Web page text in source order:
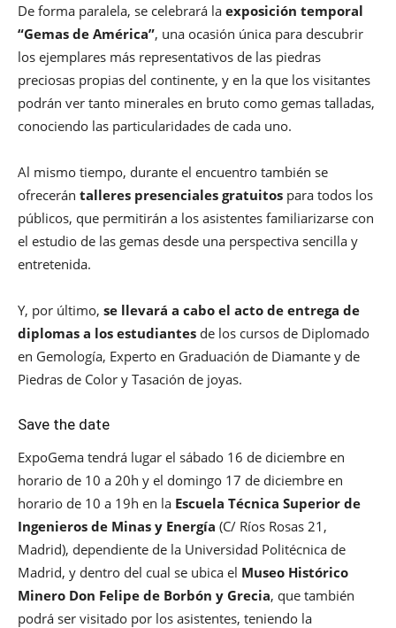
De forma paralela, se celebrará la exposición temporal
“Gemas de América”, una ocasión única para descubrir
los ejemplares más representativos de las piedras
preciosas propias del continente, y en la que los visitantes
podrán ver tanto minerales en bruto como gemas talladas,
conociendo las particularidades de cada uno.
Al mismo tiempo, durante el encuentro también se
ofrecerán talleres presenciales gratuitos para todos los
públicos, que permitirán a los asistentes familiarizarse con
el estudio de las gemas desde una perspectiva sencilla y
entretenida.
Y, por último, se llevará a cabo el acto de entrega de
diplomas a los estudiantes de los cursos de Diplomado
en Gemología, Experto en Graduación de Diamante y de
Piedras de Color y Tasación de joyas.
Save the date
ExpoGema tendrá lugar el sábado 16 de diciembre en
horario de 10 a 20h y el domingo 17 de diciembre en
horario de 10 a 19h en la Escuela Técnica Superior de
Ingenieros de Minas y Energía (C/ Ríos Rosas 21,
Madrid), dependiente de la Universidad Politécnica de
Madrid, y dentro del cual se ubica el Museo Histórico
Minero Don Felipe de Borbón y Grecia, que también
podrá ser visitado por los asistentes, teniendo la